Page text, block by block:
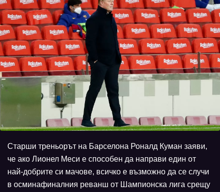
Старши треньорът на Барселона Роналд Куман заяви,
че ако Лионел Меси е способен да направи един от
най-добрите си мачове, всичко е възможно да се случи
в осминафиналния реванш от Шампионска лига срещу